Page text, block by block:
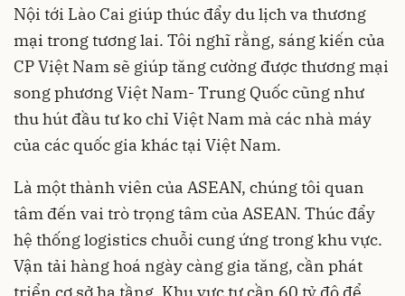
Nội tới Lào Cai giúp thúc đẩy du lịch va thương
mại trong tương lai. Tôi nghĩ rằng, sáng kiến của
CP Việt Nam sẽ giúp tăng cường được thương mại
song phương Việt Nam- Trung Quốc cũng như
thu hút đầu tư ko chỉ Việt Nam mà các nhà máy
của các quốc gia khác tại Việt Nam.
Là một thành viên của ASEAN, chúng tôi quan
tâm đến vai trò trọng tâm của ASEAN. Thúc đẩy
hệ thống logistics chuỗi cung ứng trong khu vực.
Vận tải hàng hoá ngày càng gia tăng, cần phát